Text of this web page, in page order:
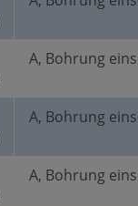
A, Bohrung
A, Bohrung
A, Bohrung